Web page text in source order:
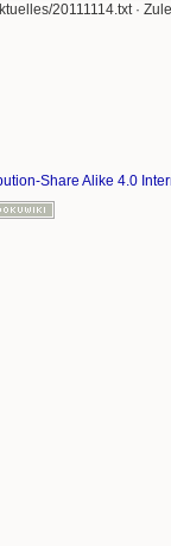
20111114.txt·
Share Alike 4.0